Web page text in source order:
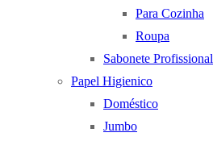
Para Cozinha
Roupa
Sabonete Profissional
Papel Higienico
Doméstico
Jumbo